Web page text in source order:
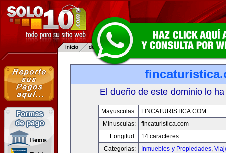
El dueño de este dominio lo
Mayusculas:
FINCATURISTICA.COM
Minusculas:
fincaturistica.com
Longitud:
14 caracteres
Categorias:
Inmuebles y Propiedades,